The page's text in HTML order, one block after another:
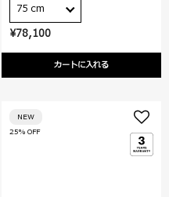
¥78,100
カートに入れる
75 cm
25% OFF
NEW